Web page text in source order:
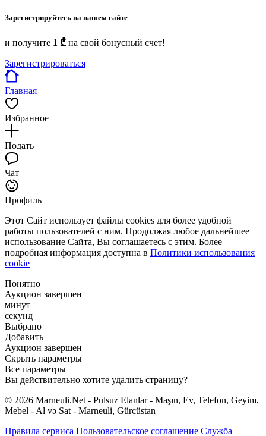
Зарегистрируйтесь на нашем сайте
и получите 1 ₾ на свой бонусный счет!
Зарегистрироваться
Главная
Избранное
Подать
Чат
Профиль
Этот Сайт использует файлы cookies для более удобной
работы пользователей с ним. Продолжая любое дальнейшее
использование Сайта, Вы соглашаетесь с этим. Более
подробная информация доступна в Политики использования
cookie
Понятно
Аукцион завершен
минут
секунд
Выбрано
Добавить
Аукцион завершен
Скрыть параметры
Все параметры
Вы действительно хотите удалить страницу?
© 2026 Marneuli.Net - Pulsuz Elanlar - Maşın, Ev, Telefon, Geyim,
Mebel - Al və Sat - Marneuli, Gürcüstan
Правила сервиса Пользовательское соглашение Служба